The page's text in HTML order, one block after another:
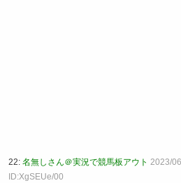
22: 名無しさん＠実況で競馬板アウト 2023/
ID:XgSEUe/00